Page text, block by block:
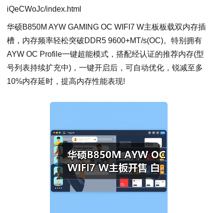
iQeCWoJc/index.html
华硕B850M AYW GAMING OC WIFI7 W主板板载双内存插
槽，内存频率轻松突破DDR5 9600+MT/s(OC)。特别拥有
AYW OC Profile一键超能模式，搭配经认证的推荐内存(型
号列表持续扩充中)，一键开启后，可自动优化，锐减至多
10%内存延时，提高内存性能表现!